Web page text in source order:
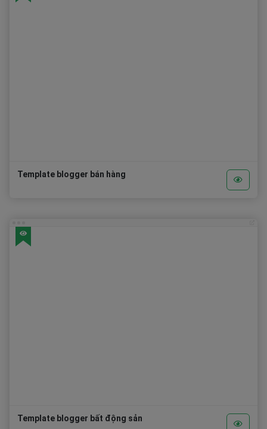
Template blogger bán hàng
Template blogger bất động sản